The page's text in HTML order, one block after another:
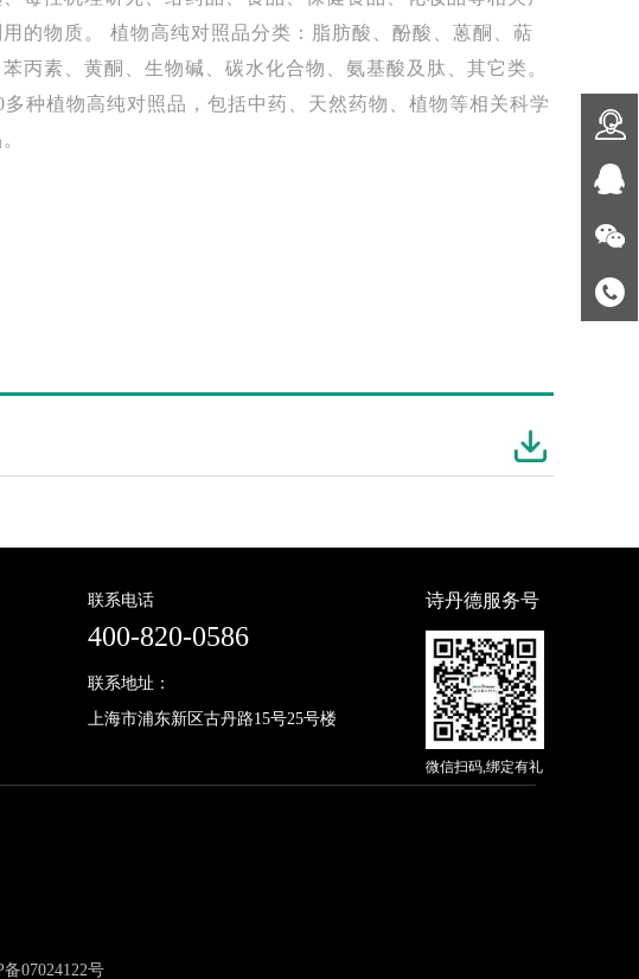
的物质。 植物高纯对照品分类：脂肪酸、酚酸、蒽酮、萜
丙素、黄酮、生物碱、碳水化合物、氨基酸及肽、其它类。
多种植物高纯对照品，包括中药、天然药物、植物等相关科学
联系电话
400-820-0586
联系地址：
上海市浦东新区古丹路15号25号楼
诗丹德服务号
微信扫码,绑定有礼
备07024122号